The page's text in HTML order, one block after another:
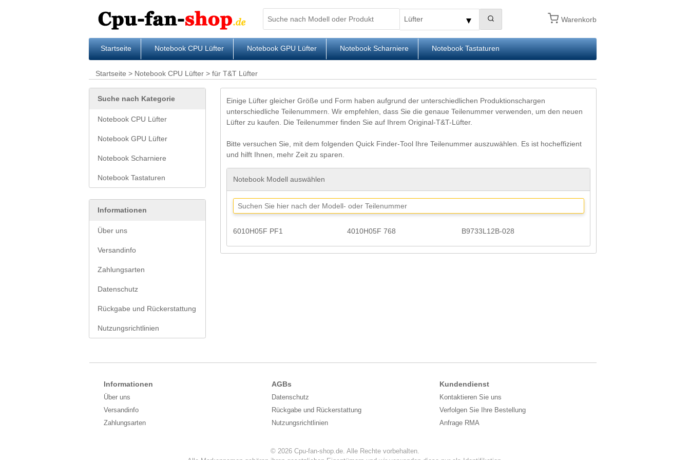
Warenkorb
Startseite Notebook CPU Lüfter Notebook GPU Lüfter Notebook Scharniere Notebook Tastaturen
Startseite > Notebook CPU Lüfter > für T&T Lüfter
Suche nach Kategorie
Notebook CPU Lüfter
Notebook GPU Lüfter
Notebook Scharniere
Notebook Tastaturen
Informationen
Über uns
Versandinfo
Zahlungsarten
Datenschutz
Rückgabe und Rückerstattung
Nutzungsrichtlinien
Einige Lüfter gleicher Größe und Form haben aufgrund der unterschiedlichen Produktionschargen
unterschiedliche Teilenummern. Wir empfehlen, dass Sie die genaue Teilenummer verwenden, um den neuen
Lüfter zu kaufen. Die Teilenummer finden Sie auf Ihrem Original-T&T-Lüfter.
Bitte versuchen Sie, mit dem folgenden Quick Finder-Tool Ihre Teilenummer auszuwählen. Es ist hocheffizient
und hilft Ihnen, mehr Zeit zu sparen.
Notebook Modell auswählen
6010H05F PF1 4010H05F 768 B9733L12B-028
Informationen
Über uns
Versandinfo
Zahlungsarten
AGBs
Datenschutz
Rückgabe und Rückerstattung
Nutzungsrichtlinien
Kundendienst
Kontaktieren Sie uns
Verfolgen Sie Ihre Bestellung
Anfrage RMA
© 2026 Cpu-fan-shop.de. Alle Rechte vorbehalten.